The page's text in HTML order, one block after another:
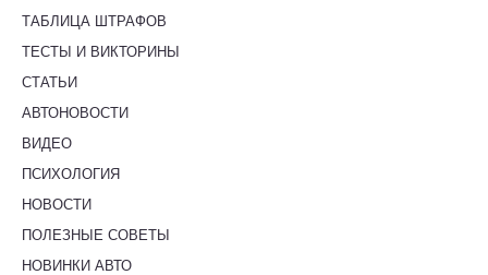
ТАБЛИЦА ШТРАФОВ
ТЕСТЫ И ВИКТОРИНЫ
СТАТЬИ
АВТОНОВОСТИ
ВИДЕО
ПСИХОЛОГИЯ
НОВОСТИ
ПОЛЕЗНЫЕ СОВЕТЫ
НОВИНКИ АВТО